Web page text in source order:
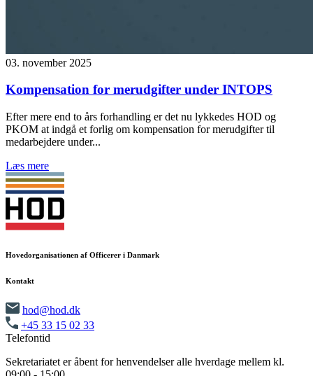
03. november 2025
Kompensation for merudgifter under INTOPS
Efter mere end to års forhandling er det nu lykkedes HOD og
PKOM at indgå et forlig om kompensation for merudgifter til
medarbejdere under...
Læs mere
Hovedorganisationen af Officerer i Danmark
Kontakt
hod@hod.dk
+45 33 15 02 33
Telefontid
Sekretariatet er åbent for henvendelser alle hverdage mellem kl.